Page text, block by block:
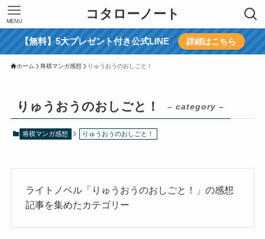
コタローノート
MENU
【無料】5大プレゼント付き公式LINE 詳細はこちら
ホーム 将棋マンガ感想 りゅうおうのおしごと！
りゅうおうのおしごと！ – category –
将棋マンガ感想 りゅうおうのおしごと！
ライトノベル「りゅうおうのおしごと！」の感想
記事を集めたカテゴリー